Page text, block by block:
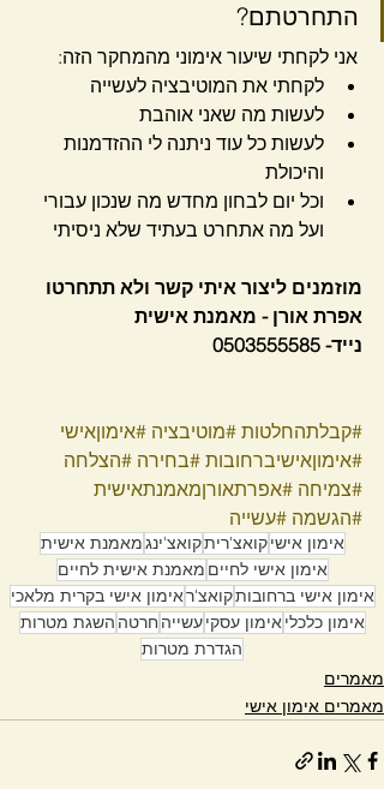
התחרטתם?
לקחתי את המוטיבציה לעשייה
לעשות מה שאני אוהבת
לעשות כל עוד ניתנה לי ההזדמנות
והיכולת
וכל יום לבחון מחדש מה שנכון עבורי
ועל מה אתחרט בעתיד שלא ניסיתי
מוזמנים ליצור איתי קשר ולא תתחרטו
אפרת אורן - מאמנת אישית
נייד- 0503555585
#קבלתהחלטות #מוטיבציה #אימוןאישי
#אימוןאישיברחובות #בחירה #הצלחה
#צמיחה #אפרתאורןמאמנתאישית
#הגשמה #עשייה
אימון אישיקואצ'ריתקואצ'ינגמאמנת אישית
אימון אישי לחיים מאמנת אישית לחיים
אימון אישי ברחובותקואצ'ראימון אישי בקרית מלאכי
אימון כלכליאימון עסקיעשייה חרטה השגת מטרות
הגדרת מטרות
מאמרים
מאמרים אימון אישי